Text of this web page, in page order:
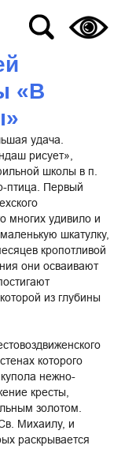
«В
удача.
рисует»,
школы в п.
птица. Первый
многих удивило и
шкатулку,
кропотливой
они осваивают
из глубины
которого
нежно-
кресты,
золотом.
Михаилу, и
раскрывается